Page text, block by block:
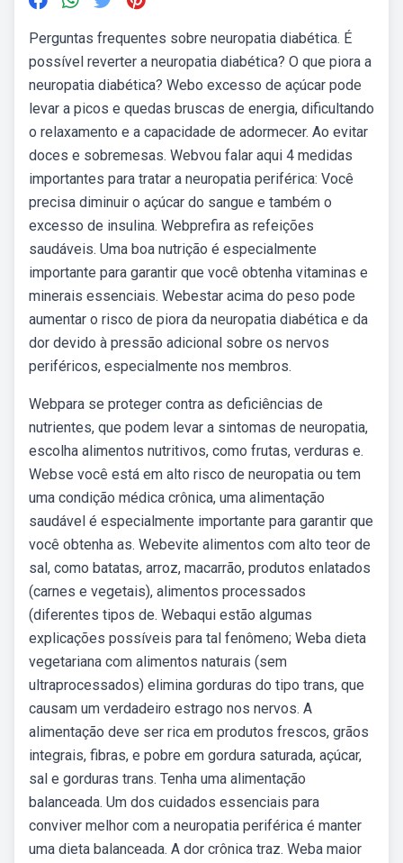
Perguntas frequentes sobre neuropatia diabética. É
possível reverter a neuropatia diabética? O que piora a
neuropatia diabética? Webo excesso de açúcar pode
levar a picos e quedas bruscas de energia, dificultando
o relaxamento e a capacidade de adormecer. Ao evitar
doces e sobremesas. Webvou falar aqui 4 medidas
importantes para tratar a neuropatia periférica: Você
precisa diminuir o açúcar do sangue e também o
excesso de insulina. Webprefira as refeições
saudáveis. Uma boa nutrição é especialmente
importante para garantir que você obtenha vitaminas e
minerais essenciais. Webestar acima do peso pode
aumentar o risco de piora da neuropatia diabética e da
dor devido à pressão adicional sobre os nervos
periféricos, especialmente nos membros.
Webpara se proteger contra as deficiências de
nutrientes, que podem levar a sintomas de neuropatia,
escolha alimentos nutritivos, como frutas, verduras e.
Webse você está em alto risco de neuropatia ou tem
uma condição médica crônica, uma alimentação
saudável é especialmente importante para garantir que
você obtenha as. Webevite alimentos com alto teor de
sal, como batatas, arroz, macarrão, produtos enlatados
(carnes e vegetais), alimentos processados
(diferentes tipos de. Webaqui estão algumas
explicações possíveis para tal fenômeno; Weba dieta
vegetariana com alimentos naturais (sem
ultraprocessados) elimina gorduras do tipo trans, que
causam um verdadeiro estrago nos nervos. A
alimentação deve ser rica em produtos frescos, grãos
integrais, fibras, e pobre em gordura saturada, açúcar,
sal e gorduras trans. Tenha uma alimentação
balanceada. Um dos cuidados essenciais para
conviver melhor com a neuropatia periférica é manter
uma dieta balanceada. A dor crônica traz. Weba maior